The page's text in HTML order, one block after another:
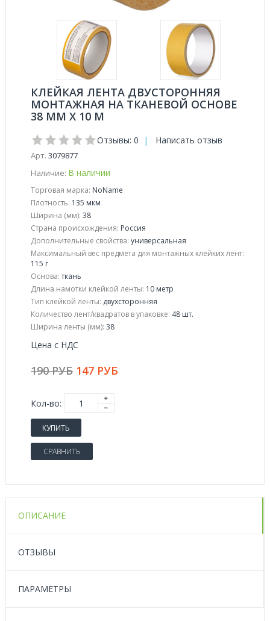
КЛЕЙКАЯ ЛЕНТА ДВУСТОРОННЯЯ
МОНТАЖНАЯ НА ТКАНЕВОЙ ОСНОВЕ
38 ММ Х 10 М
Отзывы: 0 | Написать отзыв
Арт. 3079877
Наличие: В наличии
Торговая марка: NoName
Плотность: 135 мкм
Ширина (мм): 38
Страна происхождения: Россия
Дополнительные свойства: универсальная
Максимальный вес предмета для монтажных клейких лент:
115 г
Основа:ткань
Длина намотки клейкой ленты: 10 метр
Тип клейкой ленты: двухсторонняя
Количество лент/квадратов в упаковке: 48 шт.
Ширина ленты (мм): 38
Цена с НДС
190 РУБ 147 РУБ
Кол-во:
КУПИТЬ
СРАВНИТЬ
ОПИСАНИЕ
ОТЗЫВЫ
ПАРАМЕТРЫ